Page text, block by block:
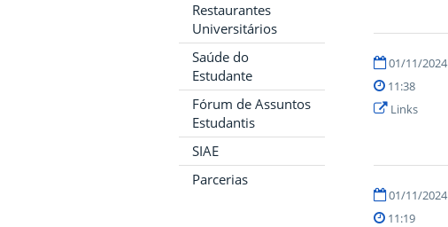
Restaurantes
Universitários
Saúde do
Estudante
Fórum de Assuntos
Estudantis
SIAE
Parcerias
01/11/2024
11:38
Links
01/11/2024
11:19